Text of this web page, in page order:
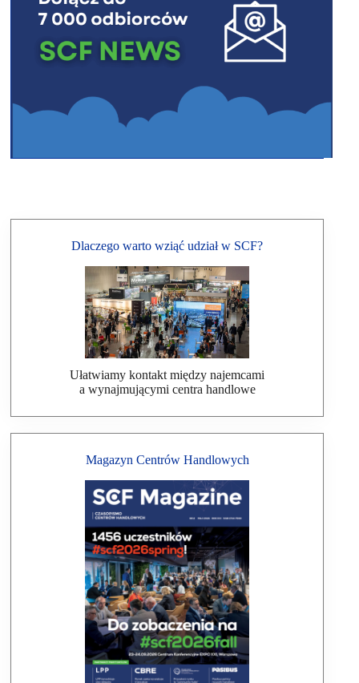
Dlaczego warto wziąć udział w SCF?
Ułatwiamy kontakt między najemcami
a wynajmującymi centra handlowe
Magazyn Centrów Handlowych